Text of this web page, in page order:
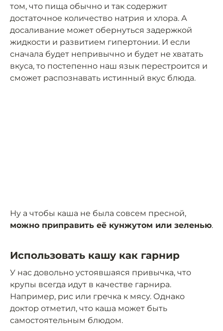
том, что пища обычно и так содержит
достаточное количество натрия и хлора. А
досаливание может обернуться задержкой
жидкости и развитием гипертонии. И если
сначала будет непривычно и будет не хватать
вкуса, то постепенно наш язык перестроится и
сможет распознавать истинный вкус блюда.
Ну а чтобы каша не была совсем пресной,
можно приправить её кунжутом или зеленью.
Использовать кашу как гарнир
У нас довольно устоявшаяся привычка, что
крупы всегда идут в качестве гарнира.
Например, рис или гречка к мясу. Однако
доктор отметил, что каша может быть
самостоятельным блюдом.